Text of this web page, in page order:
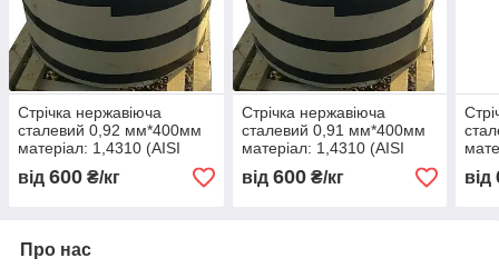
Стрічка нержавіюча
сталевий 0,92 мм*400мм
матеріал: 1,4310 (AISI
301, 12Х18Н9 )
нагартована (тверда)
від 600 ₴/кг
Стрічка нержавіюча
сталевий 0,91 мм*400мм
матеріал: 1,4310 (AISI
301, 12Х18Н9 )
нагартована (тверда)
від 600₴/кг від
Про нас